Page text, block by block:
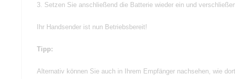
3. Setzen Sie anschließend die Batterie wieder ein und
Ihr Handsender ist nun Betriebsbereit!
Tipp:
Alternativ können Sie auch in Ihrem Empfänger nachsehen, wie